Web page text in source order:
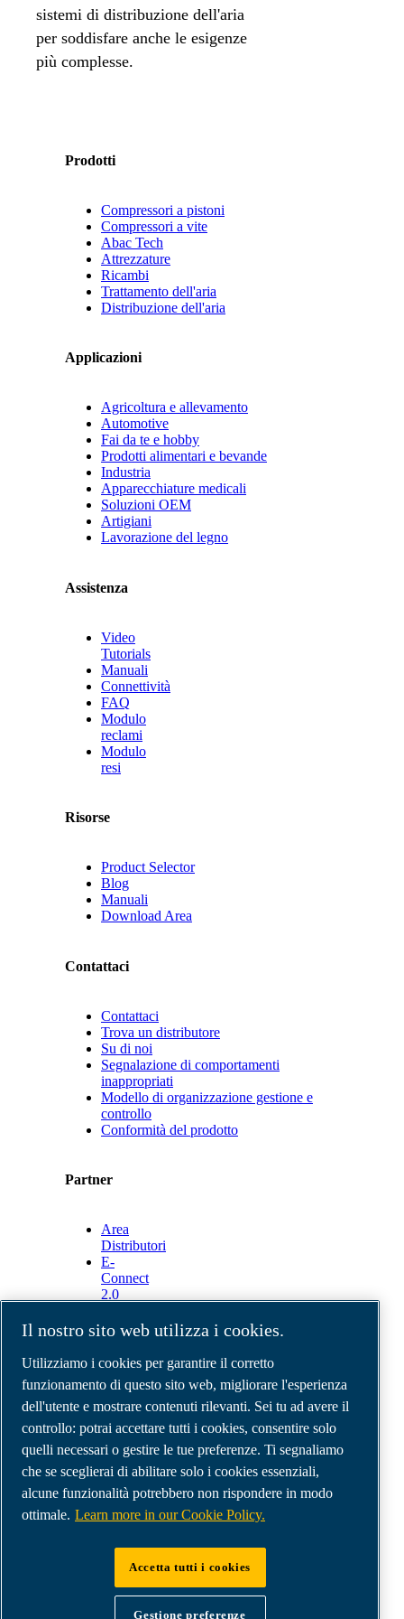
sistemi di distribuzione dell'aria
per soddisfare anche le esigenze
più complesse.
Prodotti
Compressori a pistoni
Compressori a vite
Abac Tech
Attrezzature
Ricambi
Trattamento dell'aria
Distribuzione dell'aria
Applicazioni
Agricoltura e allevamento
Automotive
Fai da te e hobby
Prodotti alimentari e bevande
Industria
Apparecchiature medicali
Soluzioni OEM
Artigiani
Lavorazione del legno
Assistenza
Video
Tutorials
Manuali
Connettività
FAQ
Modulo
reclami
Modulo
resi
Risorse
Product Selector
Blog
Manuali
Download Area
Contattaci
Contattaci
Trova un distributore
Su di noi
Segnalazione di comportamenti
inappropriati
Modello di organizzazione gestione e
controllo
Conformità del prodotto
Partner
Area
Distributori
E-
Connect
2.0
Portal
Media
Gallery
©2026 Compressori d'aria ABAC
Note legali e privacy
Modulo resi
Modulo di reclamo
Gestione preferenze cookies
ABAC Italia | MultiAir Italia S.r.l. Società a
Socio Unico | Società del Gruppo Atlas Copco AB
| Sede legale: Via Selva Maiolo 5/7 - 36075
Montecchio Maggiore (VI) | Sede operativa: Via
Il nostro sito web utilizza i cookies.
Utilizziamo i cookies per garantire il corretto
funzionamento di questo sito web, migliorare l'esperienza
dell'utente e mostrare contenuti rilevanti. Sei tu ad avere il
controllo: potrai accettare tutti i cookies, consentire solo
quelli necessari o gestire le tue preferenze. Ti segnaliamo
che se sceglierai di abilitare solo i cookies essenziali,
alcune funzionalità potrebbero non rispondere in modo
ottimale. Learn more in our Cookie Policy.
Accetta tutti i cookies
Gestione preferenze